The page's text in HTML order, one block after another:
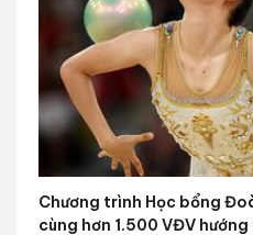
Chương trình Học bổng
cùng hơn 1.500 VĐV hướng